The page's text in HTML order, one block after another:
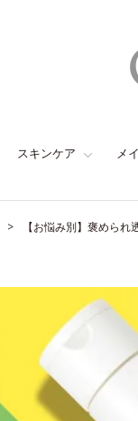
スキンケア メ
【お悩み別】褒めら